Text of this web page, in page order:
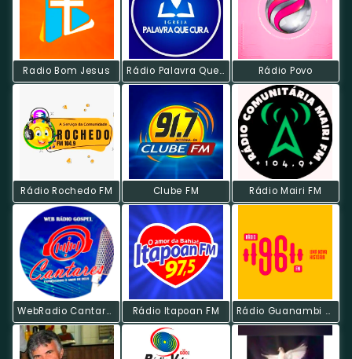
Radio Bom Jesus Rádio Palavra Que Cura Rádio Povo
Rádio Rochedo FM Clube FM Rádio Mairi FM
WebRadio Cantares Rádio Itapoan FM Rádio Guanambi FM